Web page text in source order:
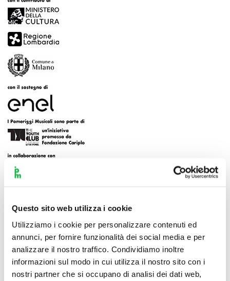
Questo sito web utilizza i cookie
Utilizziamo i cookie per personalizzare contenuti ed
annunci, per fornire funzionalità dei social media e per
analizzare il nostro traffico. Condividiamo inoltre
informazioni sul modo in cui utilizza il nostro sito con i
nostri partner che si occupano di analisi dei dati web,